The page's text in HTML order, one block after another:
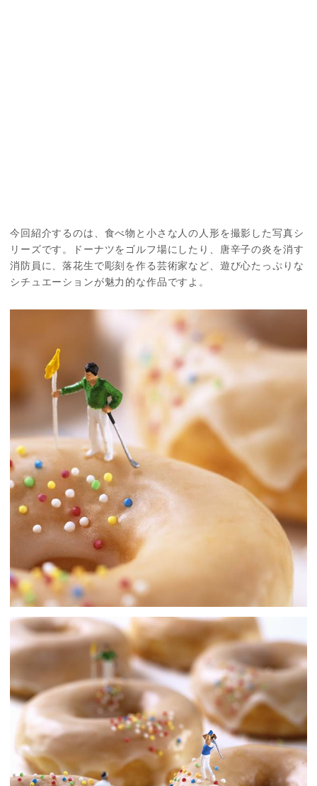
今回紹介するのは、食べ物と小さな人の人形を撮影した写真シ
リーズです。ドーナツをゴルフ場にしたり、唐辛子の炎を消す
消防員に、落花生で彫刻を作る芸術家など、遊び心たっぷりな
シチュエーションが魅力的な作品ですよ。